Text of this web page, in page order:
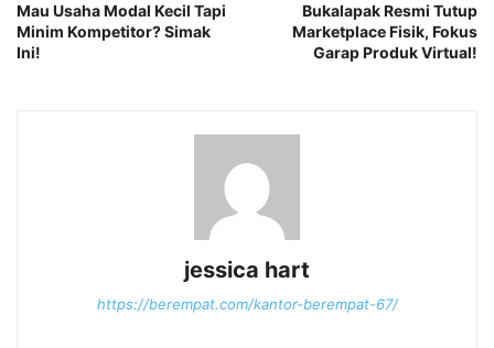
Mau Usaha Modal Kecil Tapi
Minim Kompetitor? Simak
Ini!
Bukalapak Resmi Tutup
Marketplace Fisik, Fokus
Garap Produk Virtual!
jessica hart
https://berempat.com/kantor-berempat-67/